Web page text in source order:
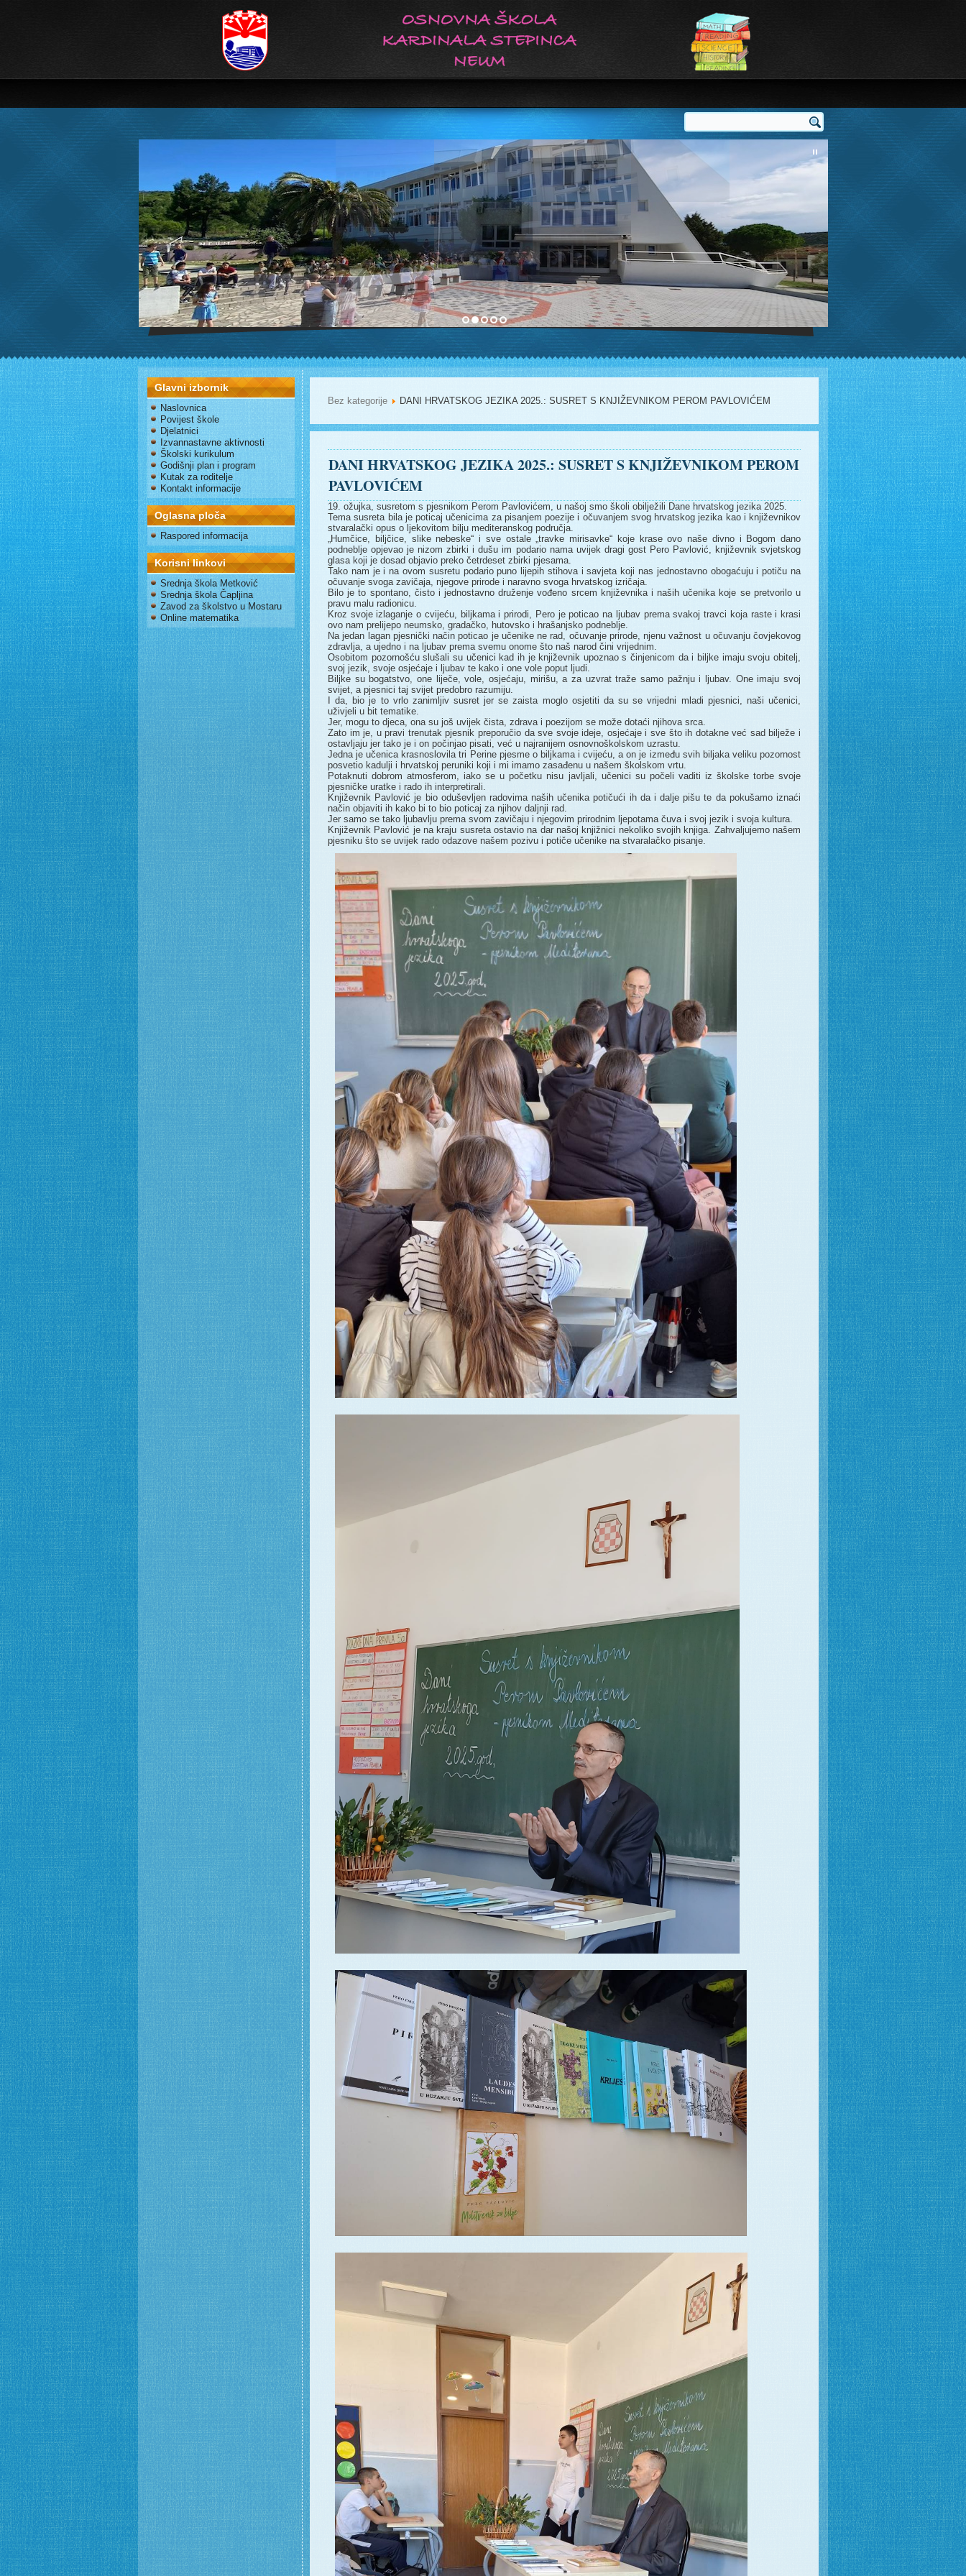
Glavni izbornik
Naslovnica
Povijest škole
Djelatnici
Izvannastavne aktivnosti
Školski kurikulum
Godišnji plan i program
Kutak za roditelje
Kontakt informacije
Oglasna ploča
Raspored informacija
Korisni linkovi
Srednja škola Metković
Srednja škola Čapljina
Zavod za školstvo u Mostaru
Online matematika
Bez kategorije DANI HRVATSKOG JEZIKA 2025.: SUSRET S KNJIŽEVNIKOM PEROM PAVLOVIĆEM
DANI HRVATSKOG JEZIKA 2025.: SUSRET S KNJIŽEVNIKOM PEROM
PAVLOVIĆEM
19. ožujka, susretom s pjesnikom Perom Pavlovićem, u našoj smo školi obilježili Dane hrvatskog jezika 2025.
Tema susreta bila je poticaj učenicima za pisanjem poezije i očuvanjem svog hrvatskog jezika kao i književnikov
stvaralački opus o ljekovitom bilju mediteranskog područja.
„Humčice, biljčice, slike nebeske“ i sve ostale „travke mirisavke“ koje krase ovo naše divno i Bogom dano
podneblje opjevao je nizom zbirki i dušu im podario nama uvijek dragi gost Pero Pavlović, književnik svjetskog
glasa koji je dosad objavio preko četrdeset zbirki pjesama.
Tako nam je i na ovom susretu podario puno lijepih stihova i savjeta koji nas jednostavno obogaćuju i potiču na
očuvanje svoga zavičaja, njegove prirode i naravno svoga hrvatskog izričaja.
Bilo je to spontano, čisto i jednostavno druženje vođeno srcem književnika i naših učenika koje se pretvorilo u
pravu malu radionicu.
Kroz svoje izlaganje o cvijeću, biljkama i prirodi, Pero je poticao na ljubav prema svakoj travci koja raste i krasi
ovo nam prelijepo neumsko, gradačko, hutovsko i hrašanjsko podneblje.
Na jedan lagan pjesnički način poticao je učenike ne rad, očuvanje prirode, njenu važnost u očuvanju čovjekovog
zdravlja, a ujedno i na ljubav prema svemu onome što naš narod čini vrijednim.
Osobitom pozornošću slušali su učenici kad ih je književnik upoznao s činjenicom da i biljke imaju svoju obitelj,
svoj jezik, svoje osjećaje i ljubav te kako i one vole poput ljudi.
Biljke su bogatstvo, one liječe, vole, osjećaju, mirišu, a za uzvrat traže samo pažnju i ljubav. One imaju svoj
svijet, a pjesnici taj svijet predobro razumiju.
I da, bio je to vrlo zanimljiv susret jer se zaista moglo osjetiti da su se vrijedni mladi pjesnici, naši učenici,
uživjeli u bit tematike.
Jer, mogu to djeca, ona su još uvijek čista, zdrava i poezijom se može dotaći njihova srca.
Zato im je, u pravi trenutak pjesnik preporučio da sve svoje ideje, osjećaje i sve što ih dotakne već sad bilježe i
ostavljaju jer tako je i on počinjao pisati, već u najranijem osnovnoškolskom uzrastu.
Jedna je učenica krasnoslovila tri Perine pjesme o biljkama i cvijeću, a on je između svih biljaka veliku pozornost
posvetio kadulji i hrvatskoj peruniki koji i mi imamo zasađenu u našem školskom vrtu.
Potaknuti dobrom atmosferom, iako se u početku nisu javljali, učenici su počeli vaditi iz školske torbe svoje
pjesničke uratke i rado ih interpretirali.
Književnik Pavlović je bio oduševljen radovima naših učenika potičući ih da i dalje pišu te da pokušamo iznaći
način objaviti ih kako bi to bio poticaj za njihov daljnji rad.
Jer samo se tako ljubavlju prema svom zavičaju i njegovim prirodnim ljepotama čuva i svoj jezik i svoja kultura.
Književnik Pavlović je na kraju susreta ostavio na dar našoj knjižnici nekoliko svojih knjiga. Zahvaljujemo našem
pjesniku što se uvijek rado odazove našem pozivu i potiče učenike na stvaralačko pisanje.